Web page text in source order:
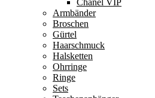
Chanel VIP
Armbänder
Broschen
Gürtel
Haarschmuck
Halsketten
Ohrringe
Ringe
Sets